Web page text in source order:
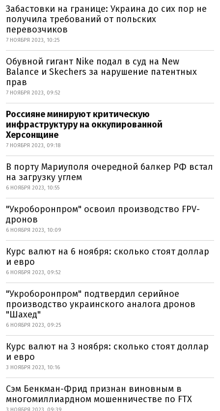
Забастовки на границе: Украина до сих пор не
получила требований от польских
перевозчиков
7 НОЯБРЯ 2023, 10:25
Обувной гигант Nike подал в суд на New
Balance и Skechers за нарушение патентных
прав
7 НОЯБРЯ 2023, 09:52
Россияне минируют критическую
инфраструктуру на оккупированной
Херсонщине
7 НОЯБРЯ 2023, 09:18
В порту Мариуполя очередной балкер РФ встал
на загрузку углем
6 НОЯБРЯ 2023, 10:55
"Укроборонпром" освоил производство FPV-
дронов
6 НОЯБРЯ 2023, 10:09
Курс валют на 6 ноября: сколько стоят доллар
и евро
6 НОЯБРЯ 2023, 09:52
"Укроборонпром" подтвердил серийное
производство украинского аналога дронов
"Шахед"
6 НОЯБРЯ 2023, 09:25
Курс валют на 3 ноября: сколько стоят доллар
и евро
3 НОЯБРЯ 2023, 10:16
Сэм Бенкман-Фрид признан виновным в
многомиллиардном мошенничестве по FTX